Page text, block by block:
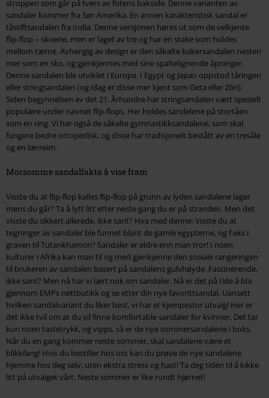
stroppen som går på tvers av fotens bakside. Denne varianten av
sandaler kommer fra Sør-Amerika. En annen karakteristisk sandal er
tåstiftsandalen fra India. Denne versjonen høres ut som de velkjente
flip-flop – skoene, men er laget av tre og har en stake som holdes
mellom tærne. Avhengig av design er den såkalte bakersandalen nesten
mer som en sko, og gjenkjennes med sine spaltelignende åpninger.
Denne sandalen ble utviklet i Europa. I Egypt og Japan oppstod tåringen
eller stringsandalen (og idag er disse mer kjent som Geta eller Zōri).
Siden begynnelsen av det 21. Århundre har stringsandalen vært spesielt
populære under navnet flip-flops. Her holdes sandelene på stortåen
som en ring. Vi har også de såkalte gymnastikksandalene, som skal
fungere bedre ortopedisk, og disse har tradisjonelt bestått av en tresåle
og en lærreim.
Morsomme sandalfakta å vise fram
Visste du at flip-flop kalles flip-flop på grunn av lyden sandalene lager
mens du går? Ta å lytt litt etter neste gang du er på stranden. Men det
visste du sikkert allerede, ikke sant? Hva med denne: Visste du at
tegninger av sandaler ble funnet blant de gamle egypterne, og f.eks i
graven til Tutankhamon? Sandaler er eldre enn man tror! I noen
kulturer i Afrika kan man til og med gjenkjenne den sosiale rangeringen
til brukeren av sandalen basert på sandalens gulvhøyde. Fascinerende,
ikke sant? Men nå har vi lært nok om sandaler. Nå er det på tide å bla
gjennom EMPs nettbutikk og se etter din nye favorittsandal. Uansett
hvilken sandalvariant du liker best, vi har et kjempestor utvalg! Her er
det ikke tvil om at du vil finne komfortable sandaler for kvinner. Det tar
kun noen tastetrykk, og vipps, så er de nye sommersandalene i boks.
Når du en gang kommer neste sommer, skal sandalene være et
blikkfang! Hvis du bestiller hos oss kan du prøve de nye sandalene
hjemme hos deg selv, uten ekstra stress og hast! Ta deg tiden til å kikke
litt på utvalget vårt. Neste sommer er like rundt hjørnet!